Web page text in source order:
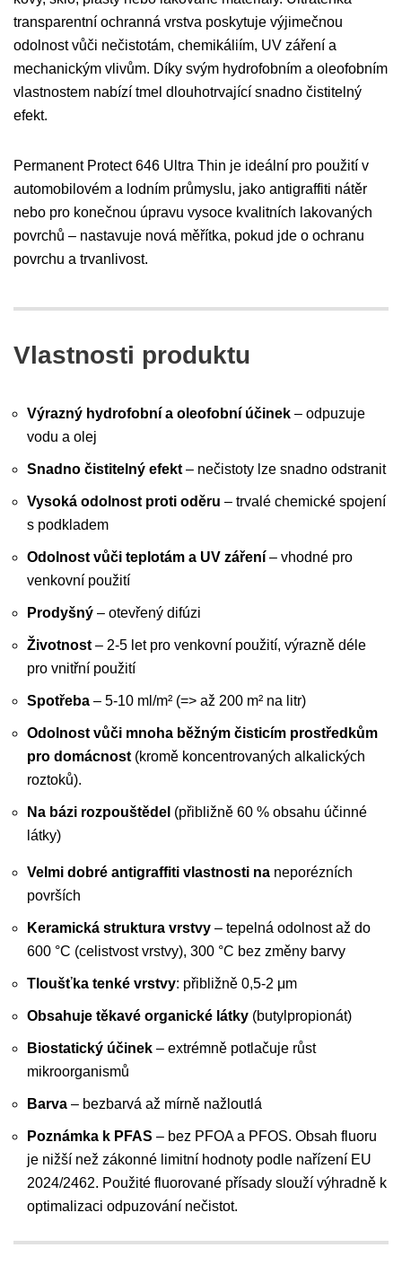
transparentní ochranná vrstva poskytuje výjimečnou
odolnost vůči nečistotám, chemikáliím, UV záření a
mechanickým vlivům. Díky svým hydrofobním a oleofobním
vlastnostem nabízí tmel dlouhotrvající snadno čistitelný
efekt.
Permanent Protect 646 Ultra Thin je ideální pro použití v
automobilovém a lodním průmyslu, jako antigraffiti nátěr
nebo pro konečnou úpravu vysoce kvalitních lakovaných
povrchů – nastavuje nová měřítka, pokud jde o ochranu
povrchu a trvanlivost.
Vlastnosti produktu
Výrazný hydrofobní a oleofobní účinek – odpuzuje
vodu a olej
Snadno čistitelný efekt – nečistoty lze snadno odstranit
Vysoká odolnost proti oděru – trvalé chemické spojení
s podkladem
Odolnost vůči teplotám a UV záření – vhodné pro
venkovní použití
Prodyšný – otevřený difúzi
Životnost – 2-5 let pro venkovní použití, výrazně déle
pro vnitřní použití
Spotřeba – 5-10 ml/m² (=> až 200 m² na litr)
Odolnost vůči mnoha běžným čisticím prostředkům
pro domácnost (kromě koncentrovaných alkalických
roztoků).
Na bázi rozpouštědel (přibližně 60 % obsahu účinné
látky)
Velmi dobré antigraffiti vlastnosti na neporézních
površích
Keramická struktura vrstvy – tepelná odolnost až do
600 °C (celistvost vrstvy), 300 °C bez změny barvy
Tloušťka tenké vrstvy: přibližně 0,5-2 μm
Obsahuje těkavé organické látky (butylpropionát)
Biostatický účinek – extrémně potlačuje růst
mikroorganismů
Barva – bezbarvá až mírně nažloutlá
Poznámka k PFAS – bez PFOA a PFOS. Obsah fluoru
je nižší než zákonné limitní hodnoty podle nařízení EU
2024/2462. Použité fluorované přísady slouží výhradně k
optimalizaci odpuzování nečistot.